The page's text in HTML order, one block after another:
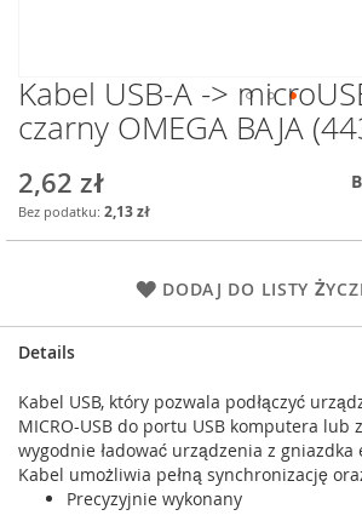
Przejdź
na
początek
Kabel USB-A ->
czarny OMEGA BAJA
2,62 zł
2,13 zł
DODAJ DO LISTY
Details
Kabel USB, który pozwala podłączyć
MICRO-USB do portu USB komputera lub
wygodnie ładować urządzenia z gniazdka
Kabel umożliwia pełną synchronizację
Precyzyjnie wykonany